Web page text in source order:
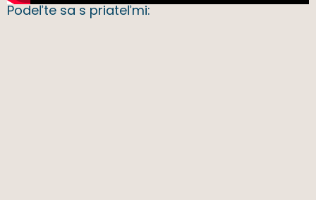
Podeľte sa s priateľmi: